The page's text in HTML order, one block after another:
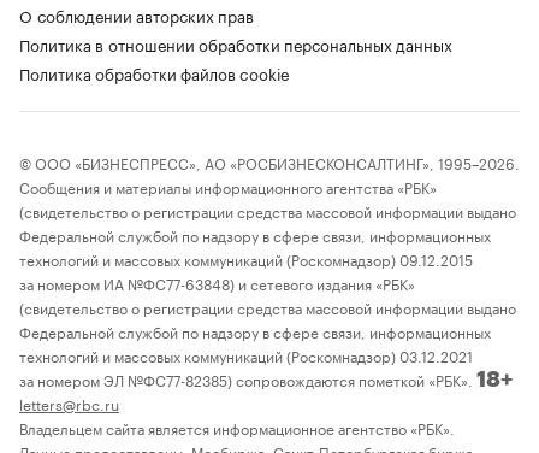
О соблюдении авторских прав
Политика в отношении обработки персональных данных
Политика обработки файлов cookie
© ООО «БИЗНЕСПРЕСС», АО «РОСБИЗНЕСКОНСАЛТИНГ», 1995–2026.
Сообщения и материалы информационного агентства «РБК»
(свидетельство о регистрации средства массовой информации выдано
Федеральной службой по надзору в сфере связи, информационных
технологий и массовых коммуникаций (Роскомнадзор) 09.12.2015
за номером ИА №ФС77-63848) и сетевого издания «РБК»
(свидетельство о регистрации средства массовой информации выдано
Федеральной службой по надзору в сфере связи, информационных
технологий и массовых коммуникаций (Роскомнадзор) 03.12.2021
за номером ЭЛ №ФС77-82385) сопровождаются пометкой «РБК». 18+
letters@rbc.ru
Владельцем сайта является информационное агентство «РБК».